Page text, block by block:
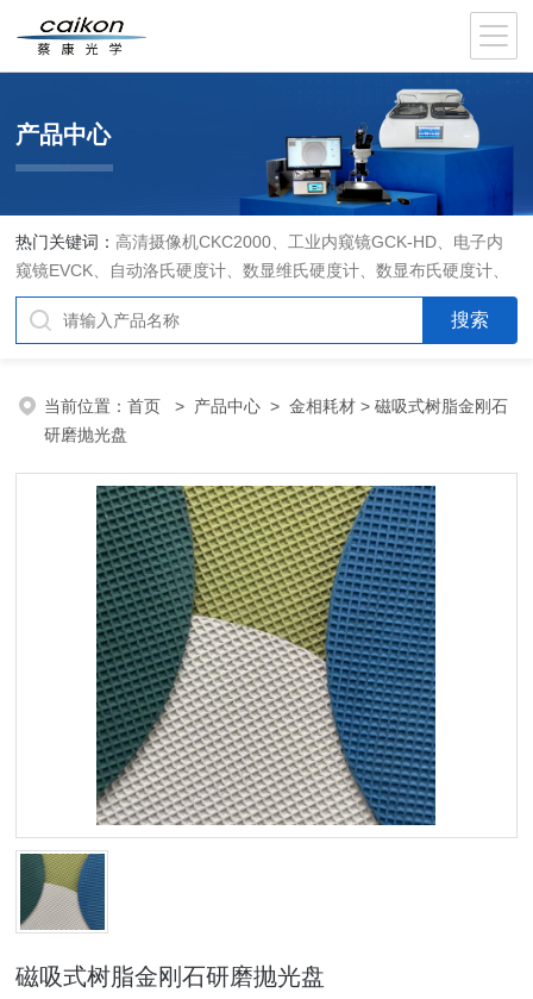
产品中心
热门关键词： 高清摄像机CKC2000、工业内窥镜GCK-HD、电子内
窥镜EVCK、自动洛氏硬度计、数显维氏硬度计、数显布氏硬度计、
数显维氏硬度计、液晶自动淬火试验机CK-IV-2、倒置金相显微镜
DMM-480C、透反射偏光显微镜XPF-550C、倒置生物显微镜XDS-
1、自动金相磨抛机YMPZ-2、金相磨平机MPJ-25
当前位置：首页 > 产品中心 >金相耗材 > 磁吸式树脂金刚石
研磨抛光盘
磁吸式树脂金刚石研磨抛光盘